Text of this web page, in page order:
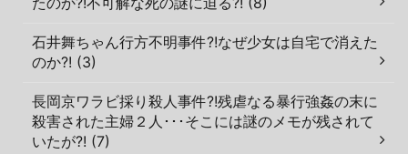
石井舞ちゃん行方不明事件?!なぜ少女は自宅で消えた
のか?! (3)
長岡京ワラビ採り殺人事件?!残虐なる暴行強姦の末に
殺害された主婦２人･･･そこには謎のメモが残されて
いたが?! (7)